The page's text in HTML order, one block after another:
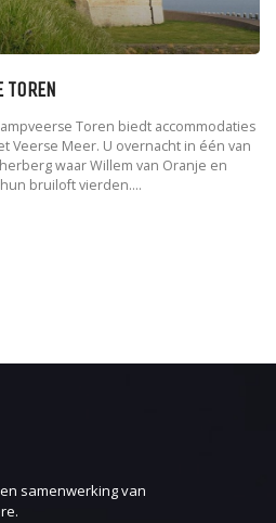
TOREN
Toren biedt accommodaties
Veerse Meer. U overnacht in één van
waar Willem van Oranje en
bruiloft vierden....
samenwerking van
.